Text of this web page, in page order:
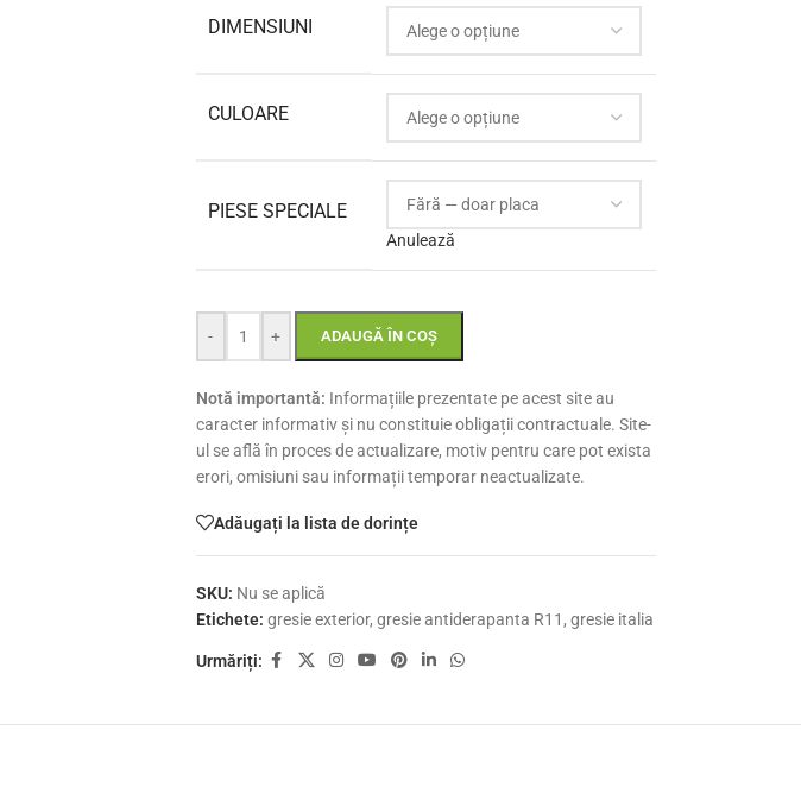
DIMENSIUNI
CULOARE
PIESE SPECIALE
Anulează
- + ADAUGĂ ÎN COȘ
Notă importantă: Informațiile prezentate pe acest site au
caracter informativ și nu constituie obligații contractuale. Site-
ul se află în proces de actualizare, motiv pentru care pot exista
erori, omisiuni sau informații temporar neactualizate.
Adăugați la lista de dorințe
SKU: Nu se aplică
Etichete: gresie exterior, gresie antiderapanta R11 , gresie italia
Urmăriți: